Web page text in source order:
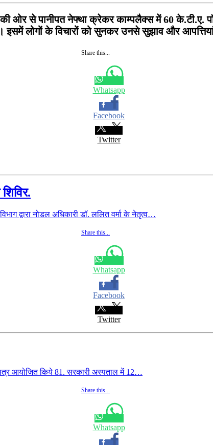
ओर से पानीपत नेफ्था क्रेकर काम्पलैक्स में 60 के.टी.ए.
लोगों के विचारों को सुनकर उनसे सुझाव और
Share this...
Whatsapp
Facebook
Twitter
द्वारा नोडल अधिकारी डॉ. ललित वर्मा के नेतृत्व…
Share this...
Whatsapp
Facebook
Twitter
आयोजित किये 81. सरकारी अस्पताल में 12…
Share this...
Whatsapp